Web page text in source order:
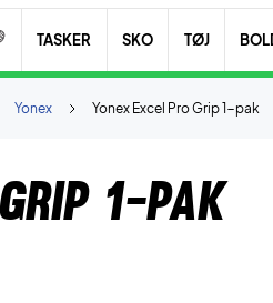
TASKER SKO TØJ
Yonex Excel Pro Grip 1-pak
Yonex
1-pak